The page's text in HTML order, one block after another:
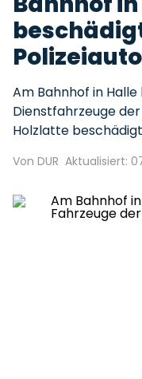
Am Bahnhof in
Dienstfahrzeuge
Holzlatte
Von DUR Aktualisiert: